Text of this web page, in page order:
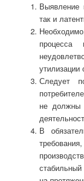
Выявление
так и
процесса
утилизации
Следует
не должны
В